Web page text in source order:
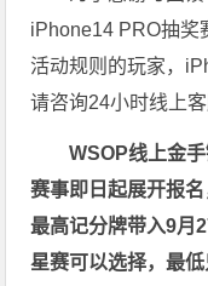
iPhone14 PRO抽奖
活动规则的玩家，
请咨询24小时线上客
WSOP线上金
赛事即日起展开报
最高记分牌带入9月
星赛可以选择，最